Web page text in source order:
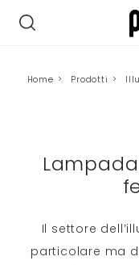
Home > Prodotti >
Il settore
particolare ma